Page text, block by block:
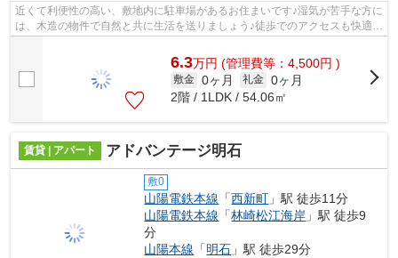
近くて利便性の高い、敷地内に駐車場があるお住まいです♪湿気が苦手な方に
は、木造の物件で自然と共に生活を送りましょう♪徒歩でのアクセスも快適
6.3万円 (管理費等：4,500円 )
敷金 0ヶ月 礼金 0ヶ月
2階 / 1LDK / 54.06㎡
賃貸 | アパート アドバンテージ明石
敷0
山陽電鉄本線 「西新町 」駅 徒歩11分
山陽電鉄本線 「林崎松江海岸 」駅 徒歩9
分
山陽本線 「明石 」駅 徒歩29分